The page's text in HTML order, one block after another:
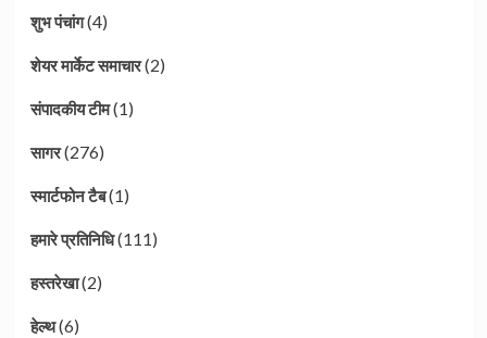
शुभ पंचांग(4)
शेयर मार्केट समाचार(2)
संपादकीय टीम(1)
सागर(276)
स्मार्टफोन टैब(1)
हमारे प्रतिनिधि(111)
हस्तरेखा(2)
हेल्थ(6)